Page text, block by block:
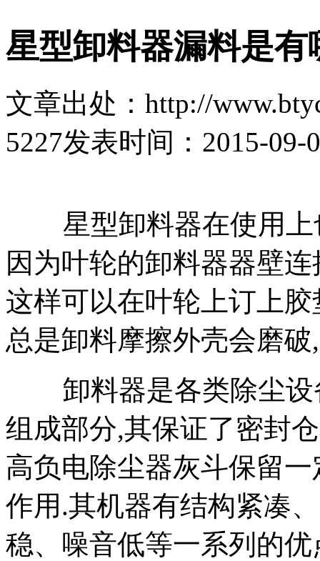
星型卸料器漏料是有
文章出处：http://
5227发表时间：2015-09-
星型卸料器在使用上
因为叶轮的卸料器器壁
这样可以在叶轮上订上
总是卸料摩擦外壳会磨
卸料器是各类除尘设
组成部分,其保证了密封
高负电除尘器灰斗保留
作用.其机器有结构紧凑
稳、噪音低等一系列的